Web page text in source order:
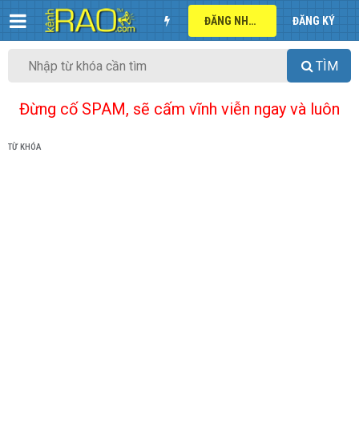
ĐĂNG NHẬP ĐĂNG KÝ
TÌM
Đừng cố SPAM, sẽ cấm vĩnh viễn ngay và luôn
TỪ KHÓA